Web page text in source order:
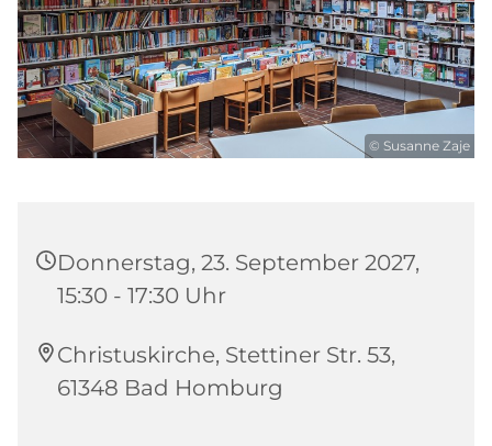
© Susanne Zaje
Donnerstag, 23. September 2027,
15:30 - 17:30 Uhr
Christuskirche, Stettiner Str. 53,
61348 Bad Homburg